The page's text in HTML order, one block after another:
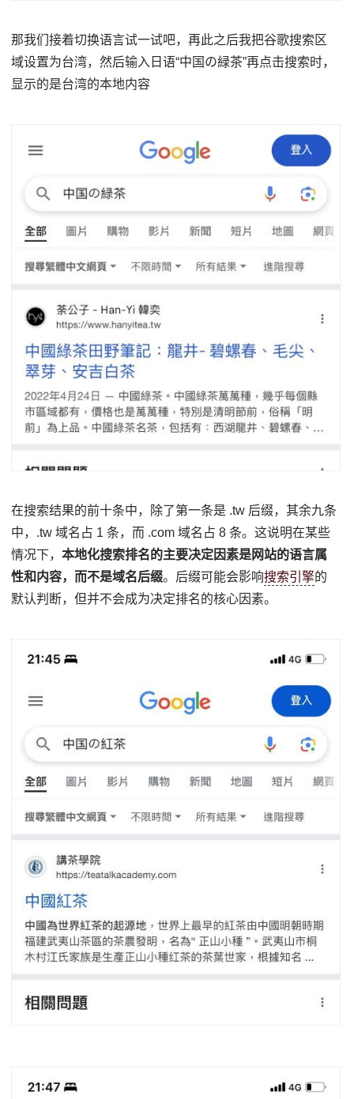
那我们接着切换语言试一试吧，再此之后我把谷歌搜索区
域设置为台湾，然后输入日语“中国の緑茶”再点击搜索时，
显示的是台湾的本地内容
在搜索结果的前十条中，除了第一条是 .tw 后缀，其余九条
中，.tw 域名占 1 条，而 .com 域名占 8 条。这说明在某些
情况下，本地化搜索排名的主要决定因素是网站的语言属
性和内容，而不是域名后缀。后缀可能会影响搜索引擎的
默认判断，但并不会成为决定排名的核心因素。